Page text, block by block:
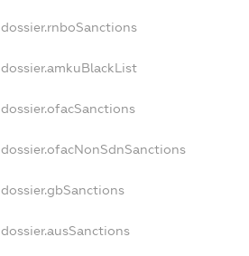
dossier.rnboSanctions
dossier.amkuBlackList
dossier.ofacSanctions
dossier.ofacNonSdnSanctions
dossier.gbSanctions
dossier.ausSanctions